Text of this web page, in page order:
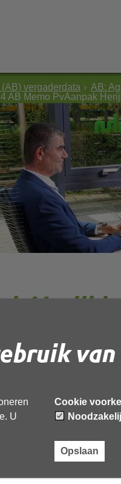
U
Cookie
Opslaan
vergaderdata AB:
AB Memo PvAanpak
202508 def